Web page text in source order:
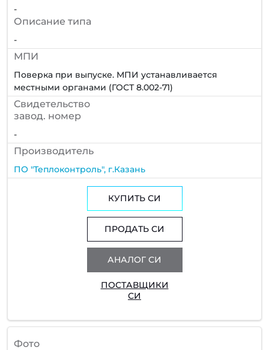
-
Описание типа
-
МПИ
Поверка при выпуске. МПИ устанавливается
местными органами (ГОСТ 8.002-71)
Cвидетельство
завод. номер
-
Производитель
ПО "Теплоконтроль", г.Казань
КУПИТЬ СИ
ПРОДАТЬ СИ
АНАЛОГ СИ
ПОСТАВЩИКИ
СИ
Фото